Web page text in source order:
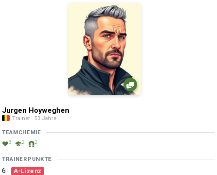
Jurgen Hoyweghen
Trainer · 53 Jahre
TEAMCHEMIE
3 2 2
TRAINERPUNKTE
6 A-Lizenz